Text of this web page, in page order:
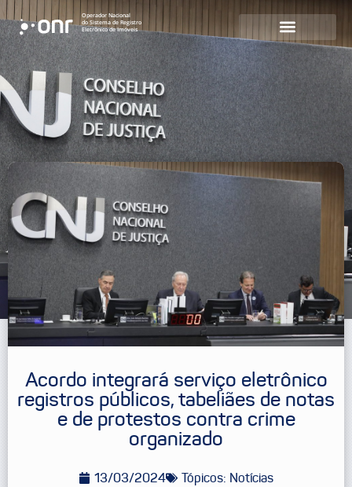
Operador Nacional
do Sistema de Registro
Eletrônico de Imóveis
Acordo integrará serviço eletrônico
registros públicos, tabeliães de notas
e de protestos contra crime
organizado
13/03/2024 Tópicos: Notícias